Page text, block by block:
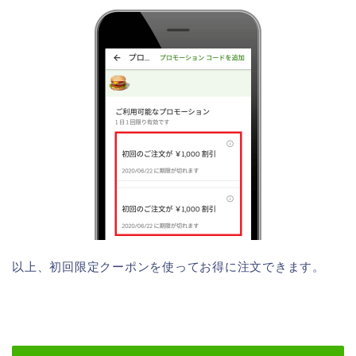
以上、初回限定クーポンを使ってお得に注文できます。